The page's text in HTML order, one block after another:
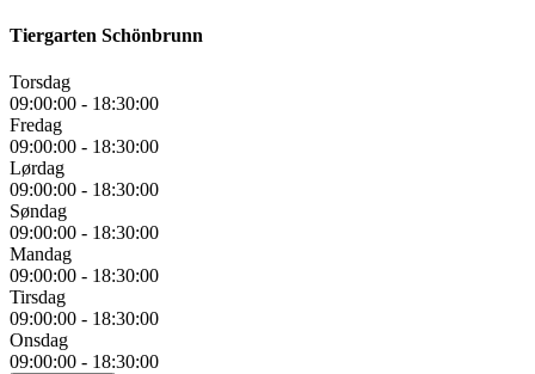
Tiergarten Schönbrunn
Torsdag
09:00:00 - 18:30:00
Fredag
09:00:00 - 18:30:00
Lørdag
09:00:00 - 18:30:00
Søndag
09:00:00 - 18:30:00
Mandag
09:00:00 - 18:30:00
Tirsdag
09:00:00 - 18:30:00
Onsdag
09:00:00 - 18:30:00